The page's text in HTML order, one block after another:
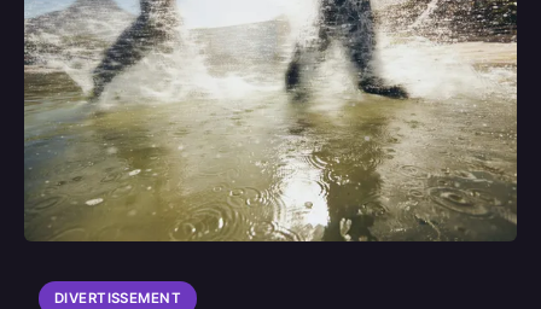
DIVERTISSEMENT